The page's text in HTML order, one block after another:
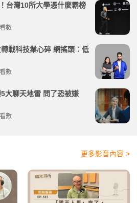
台灣10所大學憑什麼霸榜
數
戰科技業心碎 網搖頭：低
數
大聊天地雷 問了恐被嫌
數
更多影音內容 >